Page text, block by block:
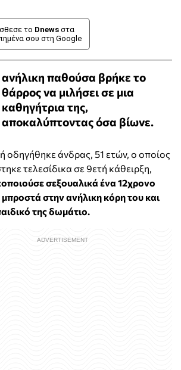
το Dnews στα
σου στη Google
ανήλικη παθούσα βρήκε το
θάρρος να μιλήσει σε μια
καθηγήτρια της,
αποκαλύπτοντας όσα βίωνε.
οδηγήθηκε άνδρας, 51 ετών, ο οποίος
τελεσίδικα σε 9ετή κάθειρξη,
σεξουαλικά ένα 12χρονο
μπροστά στην ανήλικη κόρη του και
της δωμάτιο.